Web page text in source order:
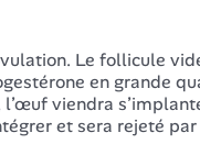
Le follicule
en grande
viendra
et sera rejeté